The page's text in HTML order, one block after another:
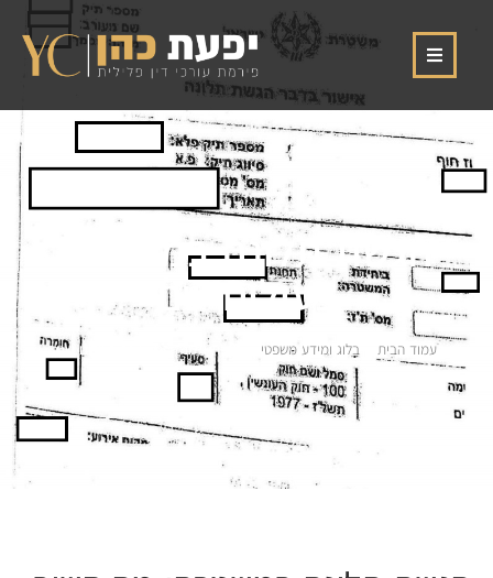
הגשת תלונה במשטרה
בעילום שם
עמוד הבית בלוג ומידע משפטי הגשת תלונה במשטרה בעילום שם